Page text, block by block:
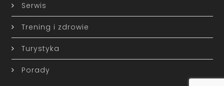
Serwis
Trening i zdrowie
Turystyka
Porady